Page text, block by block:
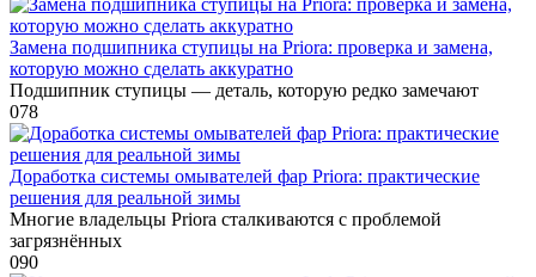
Замена подшипника ступицы на Priora: проверка и замена,
которую можно сделать аккуратно
Подшипник ступицы — деталь, которую редко замечают
078
Доработка системы омывателей фар Priora: практические
решения для реальной зимы
Многие владельцы Priora сталкиваются с проблемой
загрязнённых
090